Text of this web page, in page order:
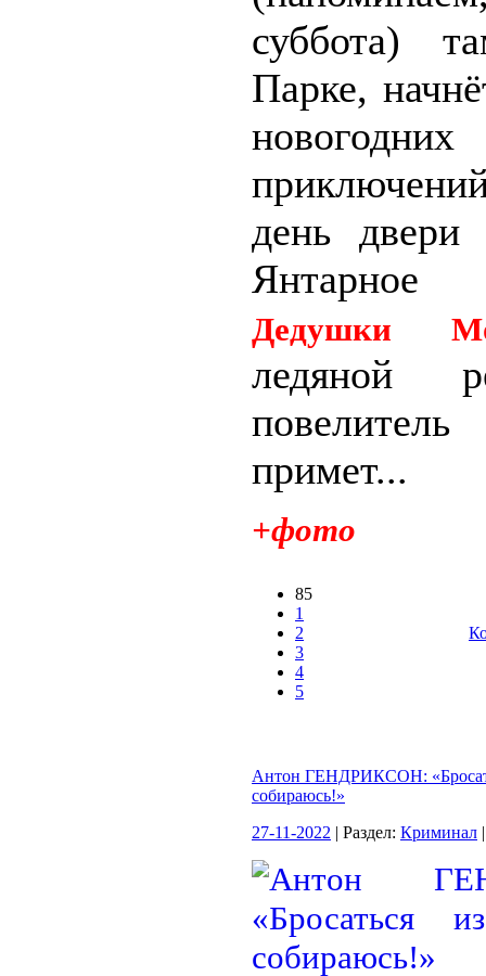
суббота)
Парке,
новогодних
день двери
Дедушки
ледяной
примет...
+фото
85
1
2
3
4
5
Антон ГЕНДРИКСОН:
собираюсь!»
27-11-2022 | Раздел: Криминал